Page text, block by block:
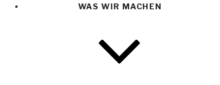
WAS WIR MACHEN